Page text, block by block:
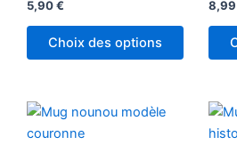
5,90€
Choix des options
options
peuvent
être
page
8,99